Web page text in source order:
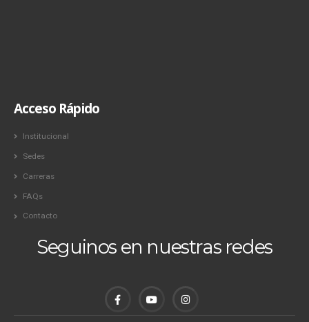
Acceso Rápido
Institucional
Sedes
Carreras
FAQs
Contacto
Seguinos en nuestras redes